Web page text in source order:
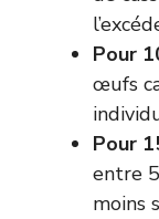
Pour
œufs
Pour
entre
moins